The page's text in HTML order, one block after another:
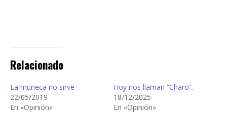
Relacionado
La muñeca no sirve
22/05/2019
En «Opinión»
Hoy nos llaman “Charo”.
18/12/2025
En «Opinión»